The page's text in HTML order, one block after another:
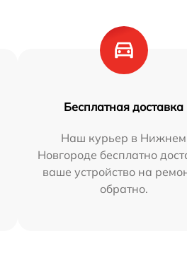
Бесплатная доставка
Наш курьер в Нижнем
Новгороде бесплатно
ваше устройство на
обратно.